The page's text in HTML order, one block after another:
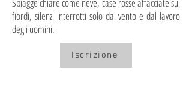
fiordi, silenzi interrotti solo dal vento e dal lavoro
degli uomini.
Iscrizione